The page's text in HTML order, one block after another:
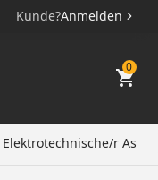
Kunde?Anmelden
Generator 0
Elektrotechnische/r